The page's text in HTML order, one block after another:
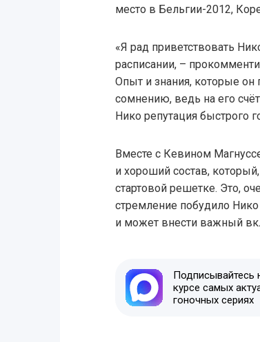
место в Бельгии-2012,
«Я рад приветствовать
расписании, –
Опыт и знания, которые он
сомнению, ведь на его
Нико репутация быстрого
Вместе с Кевином
и хороший состав,
стартовой решетке. Это,
стремление побудило
и может внести важный
Подписывайтесь
курсе самых
гоночных сериях